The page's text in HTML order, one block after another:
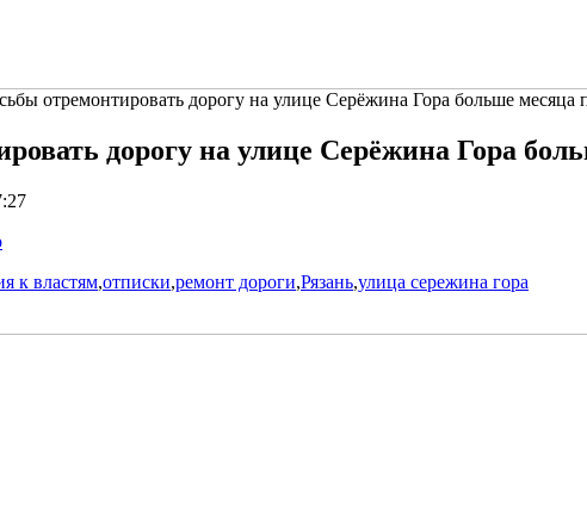
отремонтировать дорогу на улице Серёжина Гора больше месяца
дорогу на улице Серёжина Гора
к властям,отписки,ремонт дороги,Рязань,улица сережина гора